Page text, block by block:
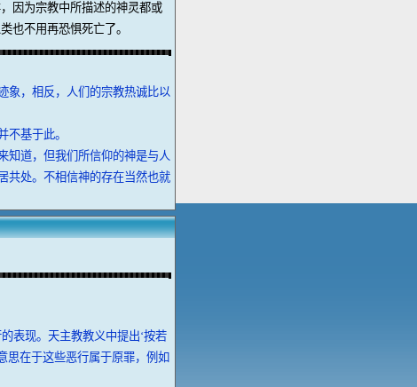
因为宗教中所描述的神灵都或
也不用再恐惧死亡了。
象，相反，人们的宗教热诚比以
基于此。
知道，但我们所信仰的神是与人
共处。不相信神的存在当然也就
表现。天主教教义中提出‘按若
思在于这些恶行属于原罪，例如